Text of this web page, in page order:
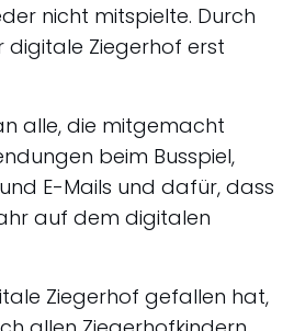
nicht mitspielte. Durch
digitale Ziegerhof erst
alle, die mitgemacht
beim Busspiel,
E-Mails und dafür, dass
auf dem digitalen
Ziegerhof gefallen hat,